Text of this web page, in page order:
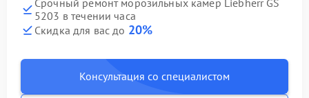
Срочный ремонт морозильных камер Liebherr GS
5203 в течении часа
Скидка для вас до 20%
Консультация со специалистом